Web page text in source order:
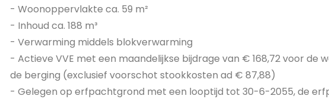
- Woonoppervlakte ca. 59 m²
- Inhoud ca. 188 m³
- Verwarming middels blokverwarming
- Actieve VVE met een maandelijkse bijdrage van € 168,72 voor de
de berging (exclusief voorschot stookkosten ad € 87,88)
- Gelegen op erfpachtgrond met een looptijd tot 30-6-2055, de